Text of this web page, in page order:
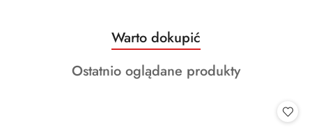
Pomiń karuzelę produktów
Produkty
o
statusie:
Warto dokupić
Produkty
Ostatnio oglądane produkty